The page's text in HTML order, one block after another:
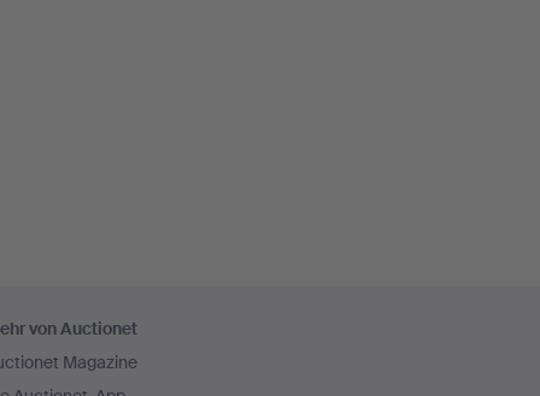
von Auctionet
Magazine